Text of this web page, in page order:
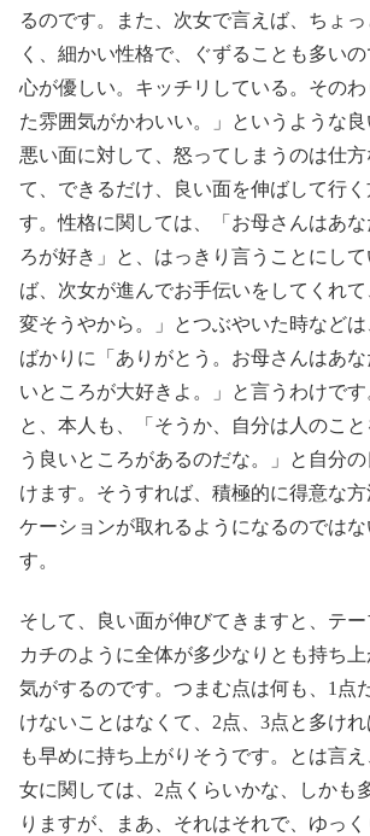
るのです。また、次女で言えば、ちょ
く、細かい性格で、ぐずることも多い
心が優しい。キッチリしている。その
た雰囲気がかわいい。」というような良
悪い面に対して、怒ってしまうのは仕方
て、できるだけ、良い面を伸ばして行
す。性格に関しては、「お母さんはあな
ろが好き」と、はっきり言うことにして
ば、次女が進んでお手伝いをしてくれ
変そうやから。」とつぶやいた時など
ばかりに「ありがとう。お母さんはあ
いところが大好きよ。」と言うわけで
と、本人も、「そうか、自分は人のこ
う良いところがあるのだな。」と自分
けます。そうすれば、積極的に得意な
ケーションが取れるようになるのではな
す。
そして、良い面が伸びてきますと、テ
カチのように全体が多少なりとも持ち
気がするのです。つまむ点は何も、1点
けないことはなくて、2点、3点と多け
も早めに持ち上がりそうです。とは言
女に関しては、2点くらいかな、しかも
りますが、まあ、それはそれで、ゆっ